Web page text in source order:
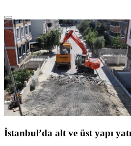
İstanbul’da alt ve üst yapı